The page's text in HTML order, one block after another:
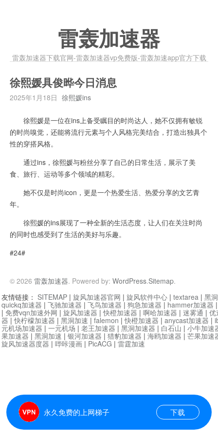
雷轰加速器
雷轰加速器下载官网-雷轰加速器vp免费版-雷轰加速app官方下载
徐熙媛具俊晔今日消息
2025年1月18日 徐熙媛ins
徐熙媛是一位在ins上备受瞩目的时尚达人，她不仅拥有敏锐
的时尚嗅觉，还能将流行元素与个人风格完美结合，打造出独具个
性的穿搭风格。
通过ins，徐熙媛与粉丝分享了自己的日常生活，展示了美
食、旅行、运动等多个领域的精彩。
她不仅是时尚icon，更是一个热爱生活、热爱分享的文艺青
年。
徐熙媛的ins展现了一种全新的生活态度，让人们在关注时尚
的同时也感受到了生活的美好与乐趣。
#24#
© 2026 雷轰加速器. Powered by: WordPress.Sitemap.
永久免费的上网梯子 下载
友情链接： SITEMAP | 旋风加速器官网 | 旋风软件中心 | textarea | 黑
quickq加速器 | 飞驰加速器 | 飞鸟加速器 | 狗急加速器 | hammer加速器
| 免费vqn加速外网 | 旋风加速器 |快橙加速器 | 啊哈加速器 | 迷雾通 | 优
器 |快柠檬加速器 | 黑洞加速 | falemon |快橙加速器 | anycast加速器 |
元机场加速器 | 一元机场 | 老王加速器 | 黑洞加速器 | 白石山 | 小牛加速
果加速器 | 黑洞加速 | 银河加速器 | 猎豹加速器 | 海鸥加速器 | 芒果加速
旋风加速器度器 | 哔咔漫画 | PicACG | 雷霆加速